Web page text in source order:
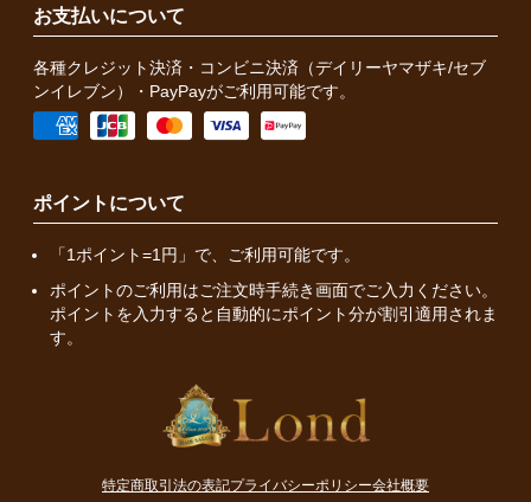
お支払いについて
各種クレジット決済・コンビニ決済（デイリーヤマザキ/セブ
ンイレブン）・PayPayがご利用可能です。
ポイントについて
「1ポイント=1円」で、ご利用可能です。
ポイントのご利用はご注文時手続き画面でご入力ください。
ポイントを入力すると自動的にポイント分が割引適用されま
す。
特定商取引法の表記プライバシーポリシー会社概要